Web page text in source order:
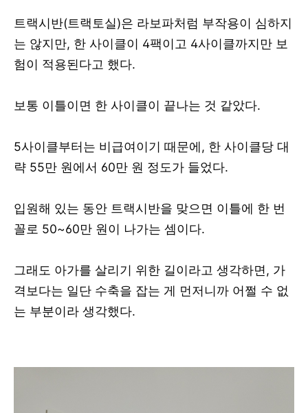
트랙시반(트랙토실)은 라보파처럼 부작용이 심하지
는 않지만, 한 사이클이 4팩이고 4사이클까지만 보
험이 적용된다고 했다.
보통 이틀이면 한 사이클이 끝나는 것 같았다.
5사이클부터는 비급여이기 때문에, 한 사이클당 대
략 55만 원에서 60만 원 정도가 들었다.
입원해 있는 동안 트랙시반을 맞으면 이틀에 한 번
꼴로 50~60만 원이 나가는 셈이다.
그래도 아가를 살리기 위한 길이라고 생각하면, 가
격보다는 일단 수축을 잡는 게 먼저니까 어쩔 수 없
는 부분이라 생각했다.